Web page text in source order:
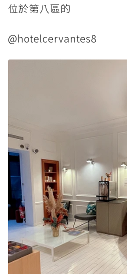
位於第八區的
@hotelcervantes8